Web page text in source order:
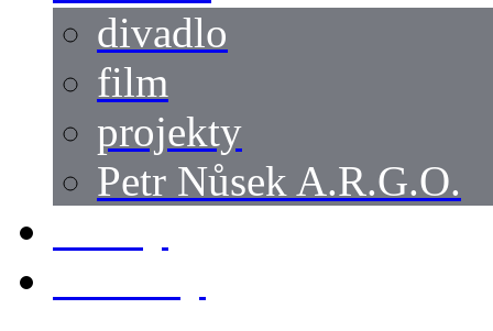
divadlo
film
projekty
Petr Nůsek A.R.G.O.